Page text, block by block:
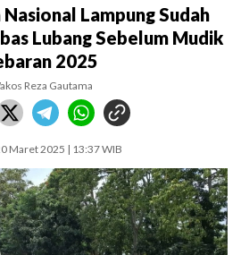
Lampung Sudah
Lubang Sebelum Mudik
2025
Reza Gautama
Maret 2025 | 13:37 WIB